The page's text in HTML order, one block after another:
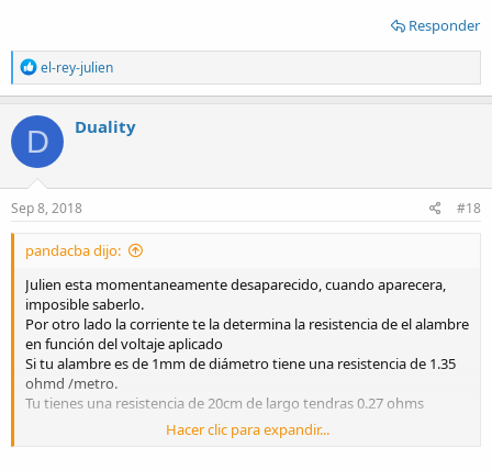
Responder
R
e
a
c
t
i
o
n
s
el-rey-julien
D Duality
Sep 8, 2018 #18
pandacba dijo:
Julien esta momentaneamente desaparecido, cuando aparecera,
imposible saberlo.
Por otro lado la corriente te la determina la resistencia de el alambre
en función del voltaje aplicado
Si tu alambre es de 1mm de diámetro tiene una resistencia de 1.35
ohmd /metro.
Tu tienes una resistencia de 20cm de largo tendras 0.27 ohms
Si le aplicas 12V tedras 12/0.27=44.4A
Hacer clic para expandir...